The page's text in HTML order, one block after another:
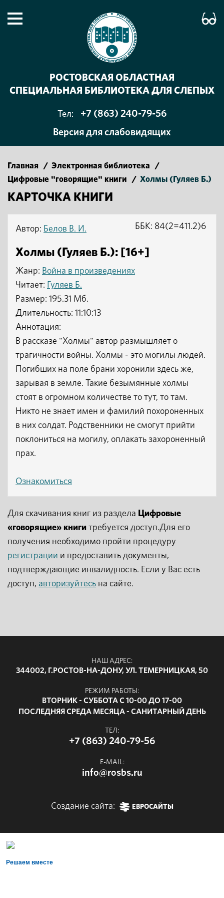
РОСТОВСКАЯ ОБЛАСТНАЯ
СПЕЦИАЛЬНАЯ БИБЛИОТЕКА ДЛЯ СЛЕПЫХ
Тел:
+7 (863) 240-79-56
Версия для слабовидящих
Главная / Электронная библиотека
/
Цифровые "говорящие" книги
/ Холмы (Гуляев Б.)
КАРТОЧКА КНИГИ
Автор: Белов В. И.
Холмы (Гуляев Б.): [16+]
Жанр: Война в произведениях
Читает: Гуляев Б.
ББК: 84(2=411.2)6
Размер: 195.31 Мб.
Длительность: 11:10:13
Аннотация:
В рассказе "Холмы" автор размышляет о
трагичности войны. Холмы - это могилы людей.
Погибших на поле брани хоронили здесь же,
зарывая в земле. Такие безымянные холмы
стоят в огромном количестве то тут, то там.
Никто не знает имен и фамилий похороненных
в них солдат. Родственники не смогут прийти
поклониться на могилу, оплакать захороненный
прах.
Ознакомиться
Для скачивания книг из раздела Цифровые
«говорящие» книги требуется доступ.Для его
получения необходимо пройти процедуру
регистрации и предоставить документы,
подтверждающие инвалидность. Если у Вас есть
доступ, авторизуйтесь на сайте.
НАШ АДРЕС:
344002, Г.РОСТОВ-НА-ДОНУ, УЛ. ТЕМЕРНИЦКАЯ, 50
РЕЖИМ РАБОТЫ:
ВТОРНИК - СУББОТА С 10-00 ДО 17-00
ПОСЛЕДНЯЯ СРЕДА МЕСЯЦА - САНИТАРНЫЙ ДЕНЬ
ТЕЛ:
+7 (863) 240-79-56
E-MAIL:
info@rosbs.ru
Создание сайта: ЕВРОСАЙТЫ
Решаем вместе